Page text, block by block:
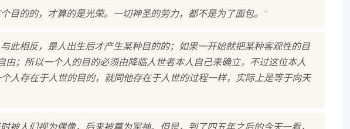
目的的，才算的是光荣。一切神圣的劳力，都不是为了面包。 "
此相反，是人出生后才产生某种目的的；如果一开始就把某种客观性的目
；所以一个人的目的必须由降临人世者本人自己来确立，不过这位本人
存在于人世的目的，就同他存在于人世的过程一样，实际上是等于向天
被人们视为偶像，后来被尊为军神。但是，到了四五年之后的今天一看，